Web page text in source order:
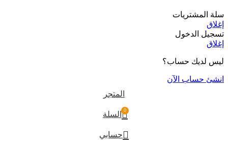
سلة المشتريات
إغلاق
تسجيل الدخول
إغلاق
ليس لديك حساب؟
انشئ حساب الآن
المتجر
0 السلة
حسابي